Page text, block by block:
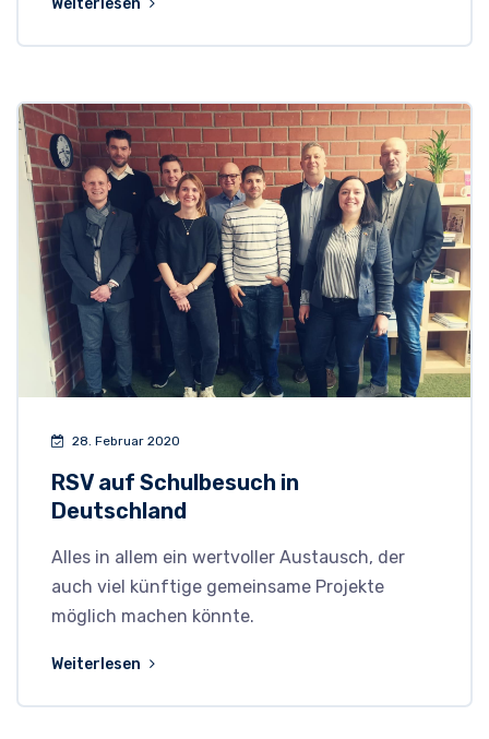
Weiterlesen
28. Februar 2020
RSV auf Schulbesuch in
Deutschland
Alles in allem ein wertvoller Austausch, der
auch viel künftige gemeinsame Projekte
möglich machen könnte.
Weiterlesen